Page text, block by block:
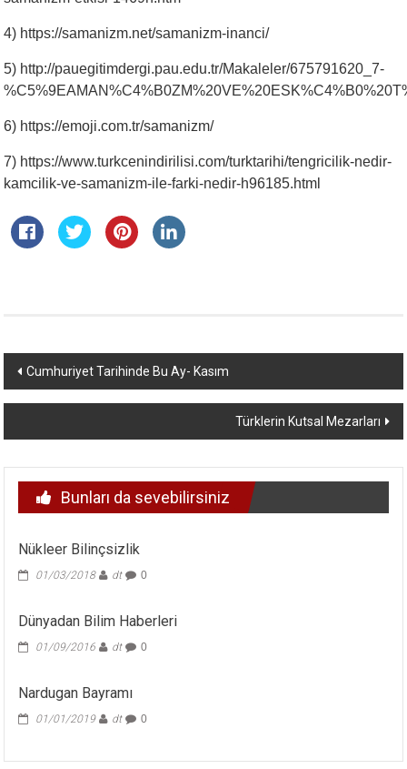
4) https://samanizm.net/samanizm-inanci/
5) http://pauegitimdergi.pau.edu.tr/Makaleler/675791620_7-
6) https://emoji.com.tr/samanizm/
7) https://www.turkcenindirilisi.com/turktarihi/tengricilik-nedir-
kamcilik-ve-samanizm-ile-farki-nedir-h96185.html
Yazı
dolaşımı
Cumhuriyet Tarihinde Bu Ay- Kasım
Türklerin Kutsal Mezarları
Bunları da sevebilirsiniz
Nükleer Bilinçsizlik
01/03/2018 dt 0
Dünyadan Bilim Haberleri
01/09/2016 dt 0
Nardugan Bayramı
01/01/2019 dt 0